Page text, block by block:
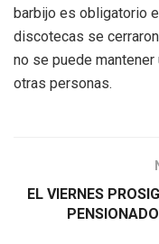
barbijo es obligatorio
discotecas se
no se puede
otras personas.
EL VIERNES